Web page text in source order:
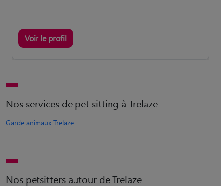
Voir le profil
Nos services de pet sitting à Trelaze
Garde animaux Trelaze
Nos petsitters autour de Trelaze